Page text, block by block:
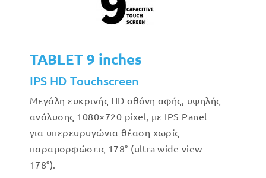
TABLET 9 inches
IPS HD Touchscreen
Μεγάλη ευκρινής HD οθόνη αφής, υψηλής
ανάλυσης 1080×720 pixel, με IPS Panel
για υπερευρυγώνια θέαση χωρίς
παραμορφώσεις 178° (ultra wide view
178°).